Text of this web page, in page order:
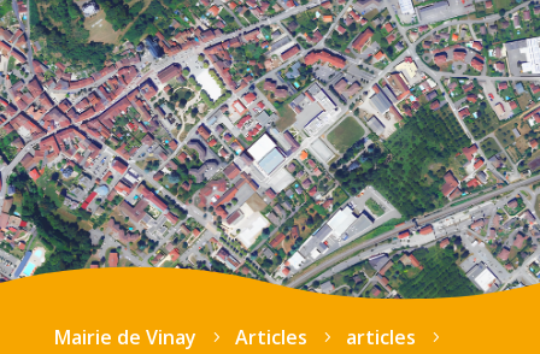
Mairie de Vinay 5 Articles 5 articles 5